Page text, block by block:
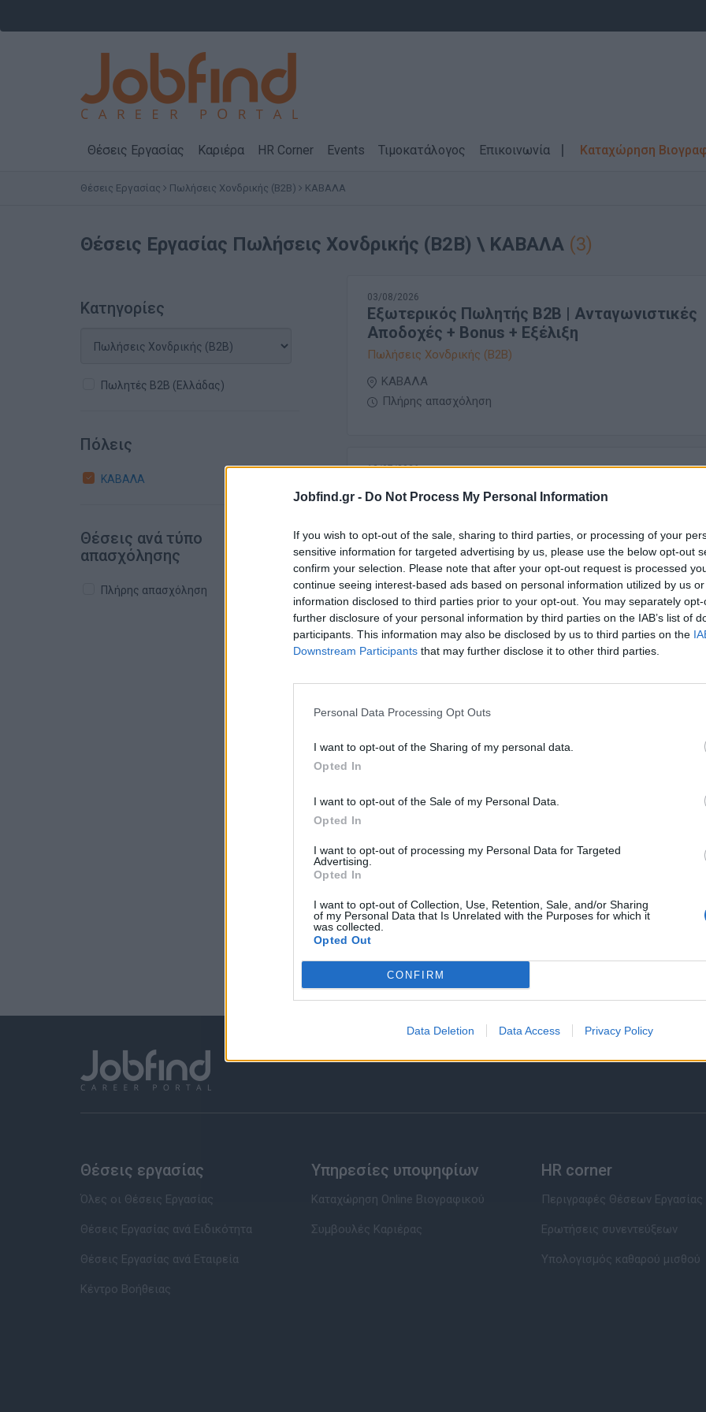
Jobfind.gr - Do Not Process My Personal Information
If you wish to opt-out of the sale, sharing to third parties, or processing of your
sensitive information for targeted advertising by us, please use the below opt-out
confirm your selection. Please note that after your opt-out request is processed
continue seeing interest-based ads based on personal information utilized by us
information disclosed to third parties prior to your opt-out. You may separately
further disclosure of your personal information by third parties on the IAB’s list of
participants. This information may also be disclosed by us to third parties on the
Downstream Participants that may further disclose it to other third parties.
Personal Data Processing Opt Outs
I want to opt-out of the Sharing of my personal data.
Opted In
I want to opt-out of the Sale of my Personal Data.
Opted In
I want to opt-out of processing my Personal Data for Targeted
Advertising.
Opted In
I want to opt-out of Collection, Use, Retention, Sale, and/or Sharing
of my Personal Data that Is Unrelated with the Purposes for which it
was collected.
Opted Out
CONFIRM
Data Deletion Data Access Privacy Policy
Θέσεις Εργασίας Καριέρα HR Corner Events Τιμοκατάλογος Επικοινωνία Καταχώρηση
Θέσεις Εργασίας Πωλήσεις Χονδρικής (B2B) ΚΑΒΑΛΑ
Θέσεις Εργασίας Πωλήσεις Χονδρικής (B2B) \ ΚΑΒΑΛΑ (3)
Κατηγορίες
Πωλητές B2B (Ελλάδας)
Πόλεις
ΚΑΒΑΛΑ
Θέσεις ανά τύπο
απασχόλησης
Πλήρης απασχόληση
03/08/2026
Εξωτερικός Πωλητής B2B | Ανταγωνιστικές
Αποδοχές + Bonus + Εξέλιξη
Πωλήσεις Χονδρικής (B2B)
ΚΑΒΑΛΑ
Πλήρης απασχόληση
13/07/2026
Πωλήσεις Λιανικής - Merchandising
ΚΑΒΑΛΑ
Πλήρης απασχόληση
07/07/2026
Field Sales Executive
Πλήρης απασχόληση
Θέσεις εργασίας
Όλες οι Θέσεις Εργασίας
Θέσεις Εργασίας ανά Ειδικότητα
Θέσεις Εργασίας ανά Εταιρεία
Κέντρο Βοήθειας
Υπηρεσίες υποψηφίων
Καταχώρηση Online Βιογραφικού
Συμβουλές Καριέρας
HR corner
Περιγραφές Θέσεων Εργασίας
Ερωτήσεις συνεντεύξεων
Υπολογισμός καθαρού μισθού